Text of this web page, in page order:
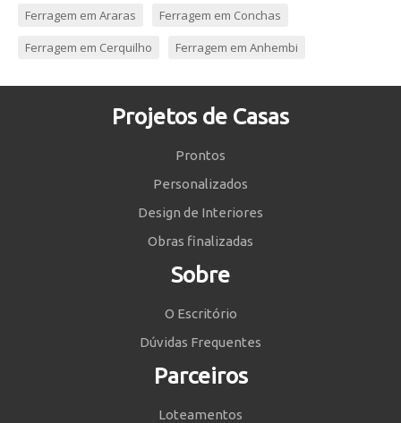
Ferragem em Araras
Ferragem em Conchas
Ferragem em Cerquilho
Ferragem em Anhembi
Projetos de Casas
Prontos
Personalizados
Design de Interiores
Obras finalizadas
Sobre
O Escritório
Dúvidas Frequentes
Parceiros
Loteamentos